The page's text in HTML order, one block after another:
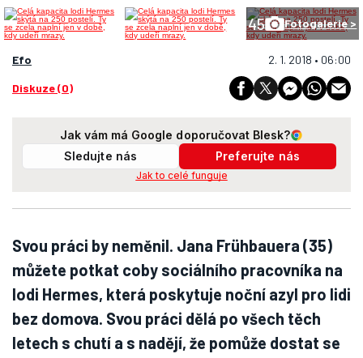
45 Fotogalerie >
Efo 2. 1. 2018 • 06:00
Diskuze (0)
Jak vám má Google doporučovat Blesk?
Sledujte nás
Preferujte nás
Jak to celé funguje
Svou práci by neměnil. Jana Frühbauera (35)
můžete potkat coby sociálního pracovníka na
lodi Hermes, která poskytuje noční azyl pro lidi
bez domova. Svou práci dělá po všech těch
letech s chutí a s nadějí, že pomůže dostat se